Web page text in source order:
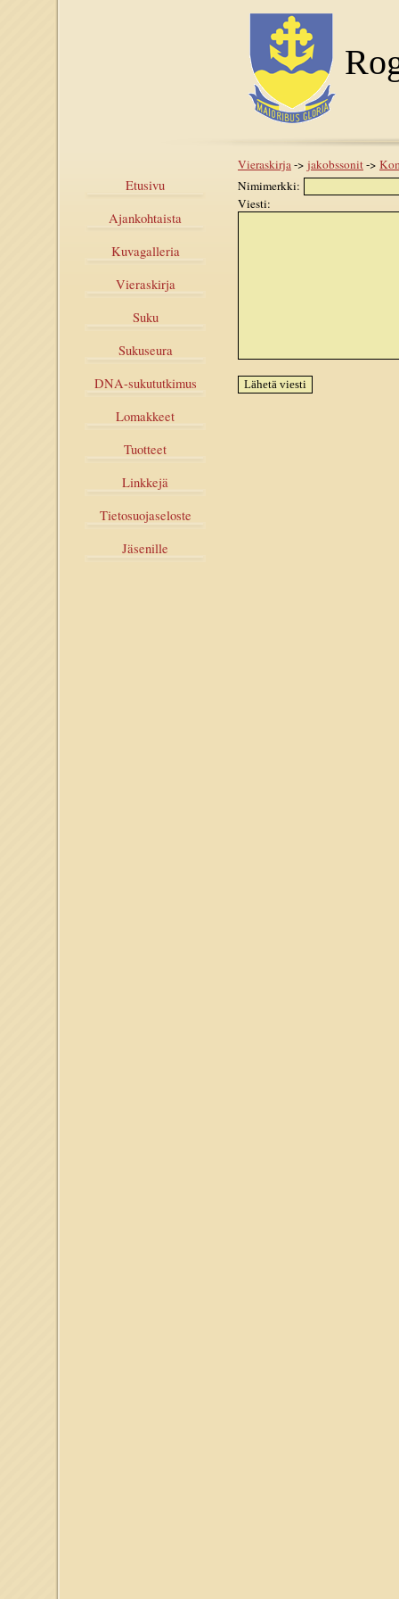
Etusivu
Ajankohtaista
Kuvagalleria
Vieraskirja
Suku
Sukuseura
DNA-sukututkimus
Lomakkeet
Tuotteet
Linkkejä
Tietosuojaseloste
Jäsenille
Vieraskirja-> jakobssonit->
Nimimerkki:
Viesti: